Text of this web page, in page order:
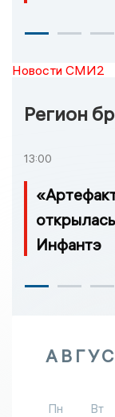
Новости СМИ2
Регион
13:00
Инфантэ
Пн Вт